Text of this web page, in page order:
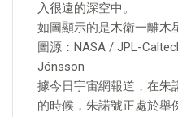
入很遠的深空中。
如圖顯示的是木衛一離木
圖源：NASA / JPL-
Jónsson
據今日宇宙網報道，在朱
的時候，朱諾號正處於舉